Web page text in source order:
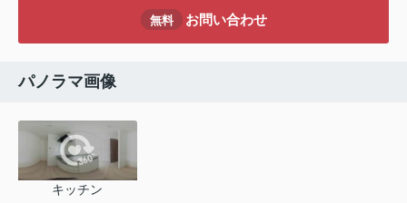
無料 お問い合わせ
パノラマ画像
キッチン